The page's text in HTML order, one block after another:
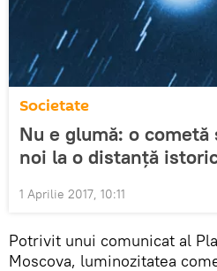
Societate
Nu e glumă: o cometă
noi la o distanță
1 Aprilie 2017, 10:11
Potrivit unui comunicat al
Moscova, luminozitatea